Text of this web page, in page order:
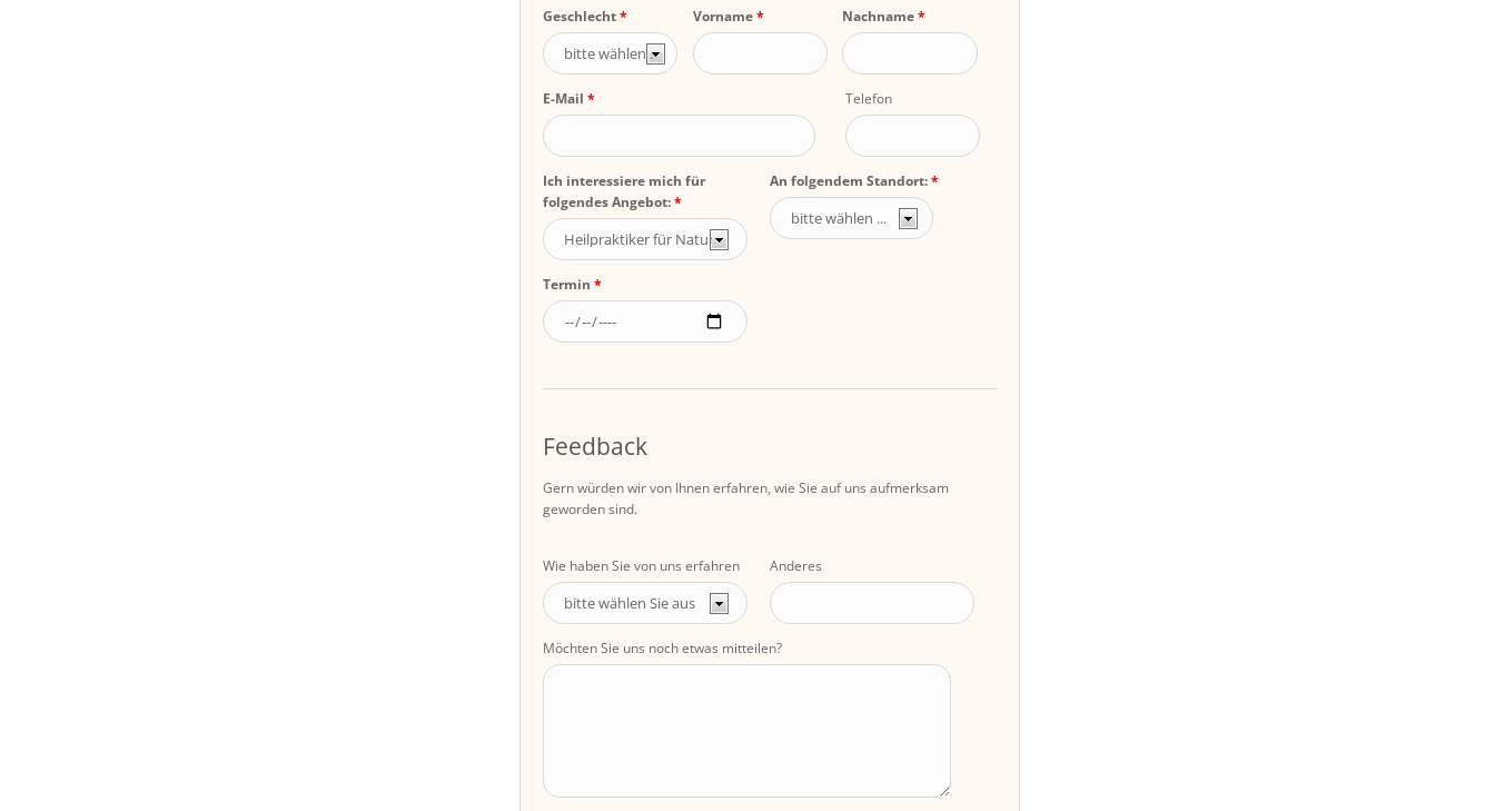
Geschlecht
Vorname Nachname
E-Mail Telefon
Ich interessiere mich für
folgendes Angebot:
An folgendem Standort:
Termin
Feedback
Gern würden wir von Ihnen erfahren, wie Sie auf uns aufmerksam
geworden sind.
Wie haben Sie von uns erfahren Anderes
Möchten Sie uns noch etwas mitteilen?